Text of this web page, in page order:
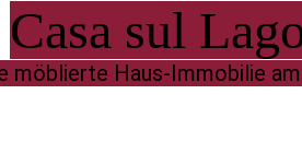
Casa sul
möblierte Haus-Immobilie